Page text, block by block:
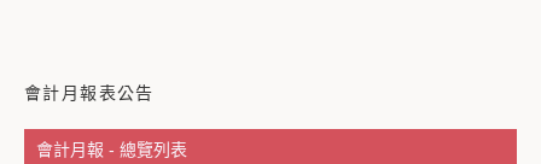
會計月報表公告
會計月報 - 總覽列表